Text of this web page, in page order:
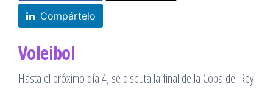
Compártelo
Voleibol
Hasta el próximo día 4, se disputa la final de la Copa del Rey